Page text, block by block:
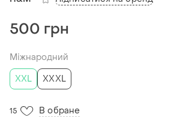
500 грн
Міжнародний
XXL
XXXL
15 В обране